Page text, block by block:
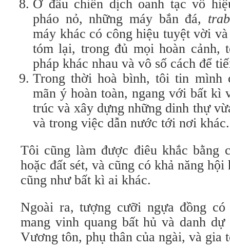
Ở đâu chiến dịch oanh tạc vô
pháo nỏ, những máy bắn đá,
máy khác có công hiệu tuyệt vời
tóm lại, trong đủ mọi hoàn cảnh,
pháp khác nhau và vô số cách để
Trong thời hoà bình, tôi tin mình
mãn ý hoàn toàn, ngang với bất kì
trúc và xây dựng những dinh thự
và trong việc dẫn nước tới nơi khác.
Tôi cũng làm được điêu khắc bằng
hoặc đất sét, và cũng có khả năng
cũng như bất kì ai khác.
Ngoài ra, tượng cưỡi ngựa đồng có
mang vinh quang bất hủ và danh
Vương tôn, phụ thân của ngài, và gia